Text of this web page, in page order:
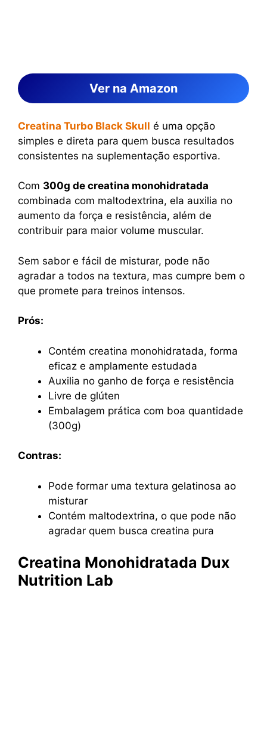
Ver na Amazon
Creatina Turbo Black Skull é uma opção
simples e direta para quem busca resultados
consistentes na suplementação esportiva.
Com 300g de creatina monohidratada
combinada com maltodextrina, ela auxilia no
aumento da força e resistência, além de
contribuir para maior volume muscular.
Sem sabor e fácil de misturar, pode não
agradar a todos na textura, mas cumpre bem o
que promete para treinos intensos.
Prós:
Contém creatina monohidratada, forma
eficaz e amplamente estudada
Auxilia no ganho de força e resistência
Livre de glúten
Embalagem prática com boa quantidade
(300g)
Contras:
Pode formar uma textura gelatinosa ao
misturar
Contém maltodextrina, o que pode não
agradar quem busca creatina pura
Creatina Monohidratada Dux
Nutrition Lab